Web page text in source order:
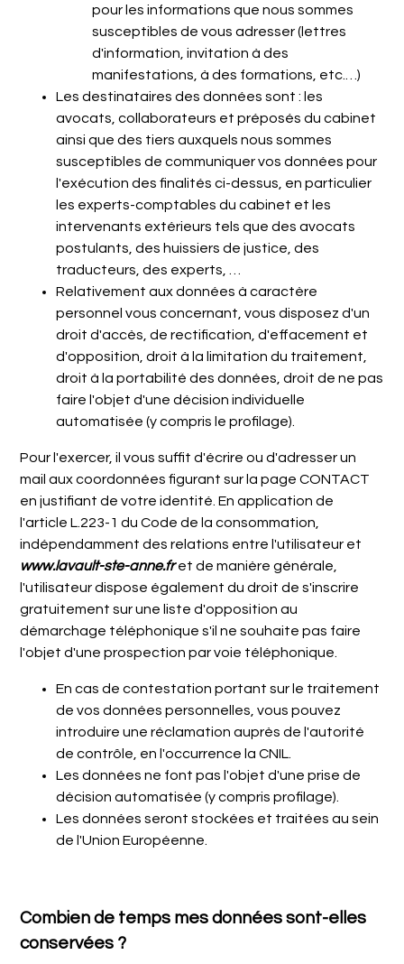
pour les informations que nous sommes
susceptibles de vous adresser (lettres
d'information, invitation à des
manifestations, à des formations, etc.…)
Les destinataires des données sont : les
avocats, collaborateurs et préposés du cabinet
ainsi que des tiers auxquels nous sommes
susceptibles de communiquer vos données pour
l'exécution des finalités ci-dessus, en particulier
les experts-comptables du cabinet et les
intervenants extérieurs tels que des avocats
postulants, des huissiers de justice, des
traducteurs, des experts, …
Relativement aux données à caractère
personnel vous concernant, vous disposez d'un
droit d'accès, de rectification, d'effacement et
d'opposition, droit à la limitation du traitement,
droit à la portabilité des données, droit de ne pas
faire l'objet d'une décision individuelle
automatisée (y compris le profilage).
Pour l'exercer, il vous suffit d'écrire ou d'adresser un
mail aux coordonnées figurant sur la page CONTACT
en justifiant de votre identité. En application de
l'article L.223-1 du Code de la consommation,
indépendamment des relations entre l'utilisateur et
www.lavault-ste-anne.fret de manière générale,
l'utilisateur dispose également du droit de s'inscrire
gratuitement sur une liste d'opposition au
démarchage téléphonique s'il ne souhaite pas faire
l'objet d'une prospection par voie téléphonique.
En cas de contestation portant sur le traitement
de vos données personnelles, vous pouvez
introduire une réclamation auprès de l'autorité
de contrôle, en l'occurrence laCNIL.
Les données ne font pas l'objet d'une prise de
décision automatisée (y compris profilage).
Les données seront stockées et traitées au sein
de l'Union Européenne.
Combien de temps mes données sont-elles
conservées ?